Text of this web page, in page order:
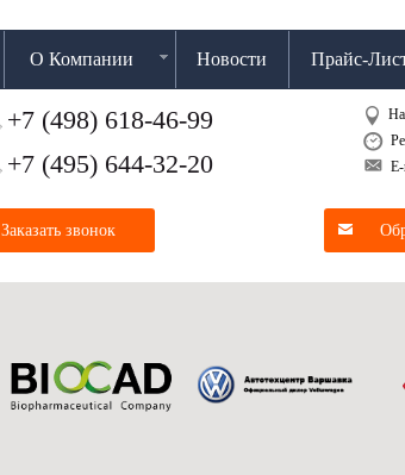
О Компании Новости Прайс-
+7 (498) 618-46-99
+7 (495) 644-32-20
Заказать звонок